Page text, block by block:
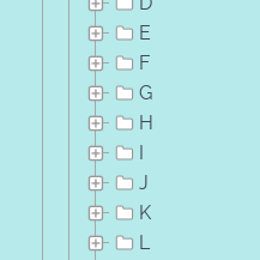
E
F
G
H
I
J
K
L